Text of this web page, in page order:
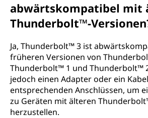
abwärtskompatibel mit
Thunderbolt™-
Ja, Thunderbolt™ 3 ist
früheren Versionen von
Thunderbolt™ 1 und Thunderbolt™
jedoch einen Adapter oder ein
entsprechenden Anschlüssen, um
zu Geräten mit älteren
herzustellen.